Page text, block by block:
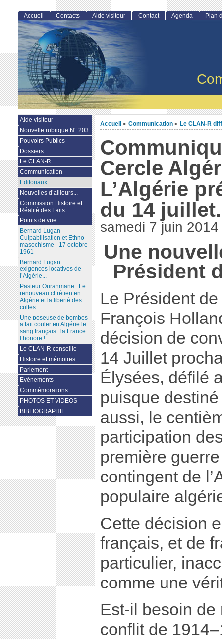
Accueil > Communication > Le CLAN-R
Cercle
L’Algérie
du 14 juillet.
samedi 7 juin 2014
Une
Président
Le Président
François
décision de
14 Juillet
Élysées, défilé
puisque
aussi, le
participation
première
contingent de
populaire
Cette décision
français, et de
particulier,
comme une
Est-il besoin de
conflit de
Accueil Contacts Aide visiteur Contact Agenda Plan
Aide visiteur
Nouvelle rubrique N° 203
Pouvoirs Publics
Dossiers
Le CLAN-R
Communication
Editoriaux
Nouvelles d’ailleurs...
Commission Histoire et
Réalité des Faits
Points de vue
Bernard Lugan-
Culpabilisation et Ethno-
masochisme - 17 octobre
1961
Bernard Lugan :
exigences locatives de
l’Algérie...
Pasteur Ourahmane : Le
renouveau chrétien en
Algérie et la liberté des
cultes...
Une poseuse de bombes
a fait couler en Algérie le
sang français : la France
l’honore !
Le CLAN-R conseille
Histoire et mémoires
Parlement
Evènements
Commémorations
PHOTOS ET VIDEOS
BIBLIOGRAPHIE